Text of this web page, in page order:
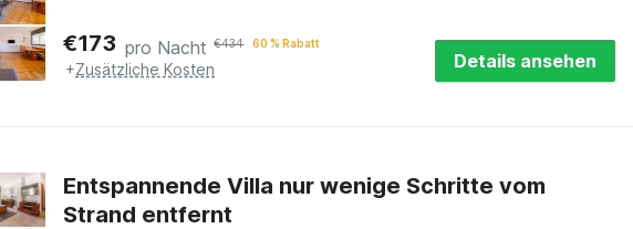
€173 pro Nacht €434 60 % Rabatt
+Zusätzliche Kosten Details ansehen
Entspannende Villa nur wenige Schritte vom
Strand entfernt